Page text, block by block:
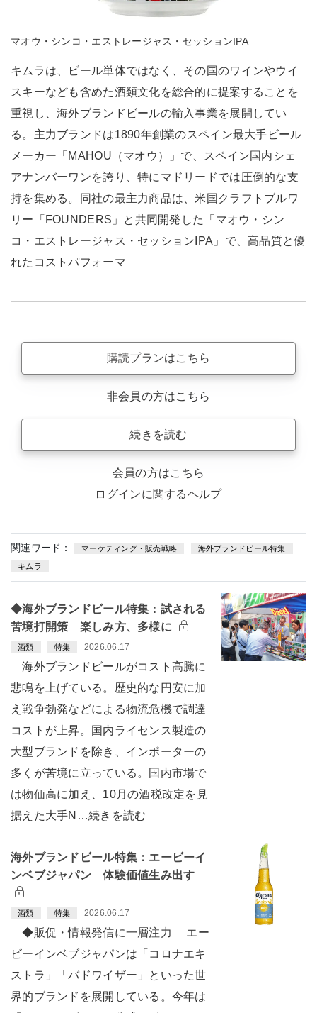
マオウ・シンコ・エストレージャス・セッションIPA
キムラは、ビール単体ではなく、その国のワインやウイ
スキーなども含めた酒類文化を総合的に提案することを
重視し、海外ブランドビールの輸入事業を展開してい
る。主力ブランドは1890年創業のスペイン最大手ビール
メーカー「MAHOU（マオウ）」で、スペイン国内シェ
アナンバーワンを誇り、特にマドリードでは圧倒的な支
持を集める。同社の最主力商品は、米国クラフトブルワ
リー「FOUNDERS」と共同開発した「マオウ・シン
コ・エストレージャス・セッションIPA」で、高品質と優
れたコストパフォーマ
購読プランはこちら
非会員の方はこちら
続きを読む
会員の方はこちら
ログインに関するヘルプ
関連ワード： マーケティング・販売戦略 海外ブランドビール特集
キムラ
◆海外ブランドビール特集：試される
苦境打開策 楽しみ方、多様に
酒類 特集 2026.06.17
海外ブランドビールがコスト高騰に
悲鳴を上げている。歴史的な円安に加
え戦争勃発などによる物流危機で調達
コストが上昇。国内ライセンス製造の
大型ブランドを除き、インポーターの
多くが苦境に立っている。国内市場で
は物価高に加え、10月の酒税改定を見
据えた大手N…続きを読む
海外ブランドビール特集：エービーイ
ンベブジャパン 体験価値生み出す
酒類 特集 2026.06.17
◆販促・情報発信に一層注力 エー
ビーインベブジャパンは「コロナエキ
ストラ」「バドワイザー」といった世
界的ブランドを展開している。今年は